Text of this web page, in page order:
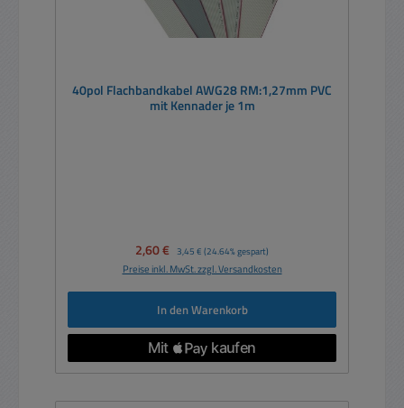
40pol Flachbandkabel AWG28 RM:1,27mm PVC
mit Kennader je 1m
Verkaufspreis:
2,60 € Regulärer Preis:
3,45 € (24.64% gespart)
Preise inkl. MwSt. zzgl. Versandkosten
In den Warenkorb